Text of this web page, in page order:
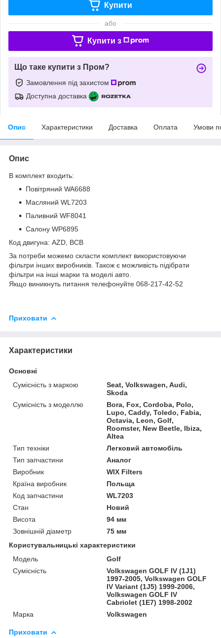
Купити
або
Купити з
Що таке купити з Пром?
Замовлення під захистом
Доступна доставка
Опис Характеристики Доставка Оплата Умови
Опис
В комплект входить:
Повітряний WA6688
Масляний WL7203
Паливний WF8041
Салону WP6895
Код двигуна: AZD, BCB
За потреби можемо скласти комплект використовуючи
фільтри інших виробників. Також є можливість підібрати
фільтри на інші марки та моделі авто.
Якщо виникнуть питання телефонуйте 068-217-42-52
Приховати
Характеристики
Основні
Сумісність з маркою
Seat, Volkswagen, Audi,
Skoda
Сумісність з моделлю
Bora, Fox, Cordoba, Polo,
Lupo, Caddy, Toledo, Fabia,
Octavia, Leon, Golf,
Roomster, New Beetle, Ibiza,
Altea
Тип техніки
Легковий автомобіль
Тип запчастини
Аналог
Виробник
WIX Filters
Країна виробник
Польща
Код запчастини
WL7203
Стан
Новий
Висота
94 мм
Зовнішній діаметр
75 мм
Користувальницькі характеристики
Модель
Golf
Сумісність
Volkswagen GOLF IV (1J1)
1997-2005, Volkswagen GOLF
IV Variant (1J5) 1999-2006,
Volkswagen GOLF IV
Cabriolet (1E7) 1998-2002
Марка
Volkswagen
Приховати